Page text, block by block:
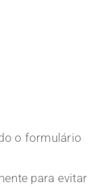
o formulário
para evitar